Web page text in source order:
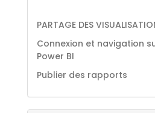
PARTAGE DES
Connexion et navigation
Power BI
Publier des rapports